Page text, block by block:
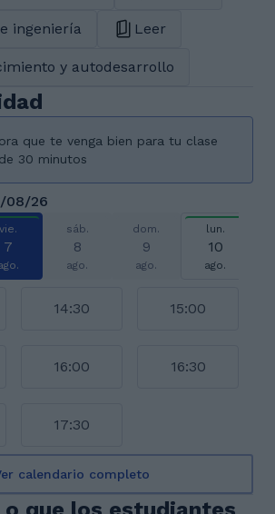
ingeniería Leer
y autodesarrollo
que te venga bien para tu clase
30 minutos
08/26
vie.
7
sáb.
8
ago.
dom.
9
ago.
lun.
10
ago.
14:30 15:00
16:00 16:30
17:30
calendario completo